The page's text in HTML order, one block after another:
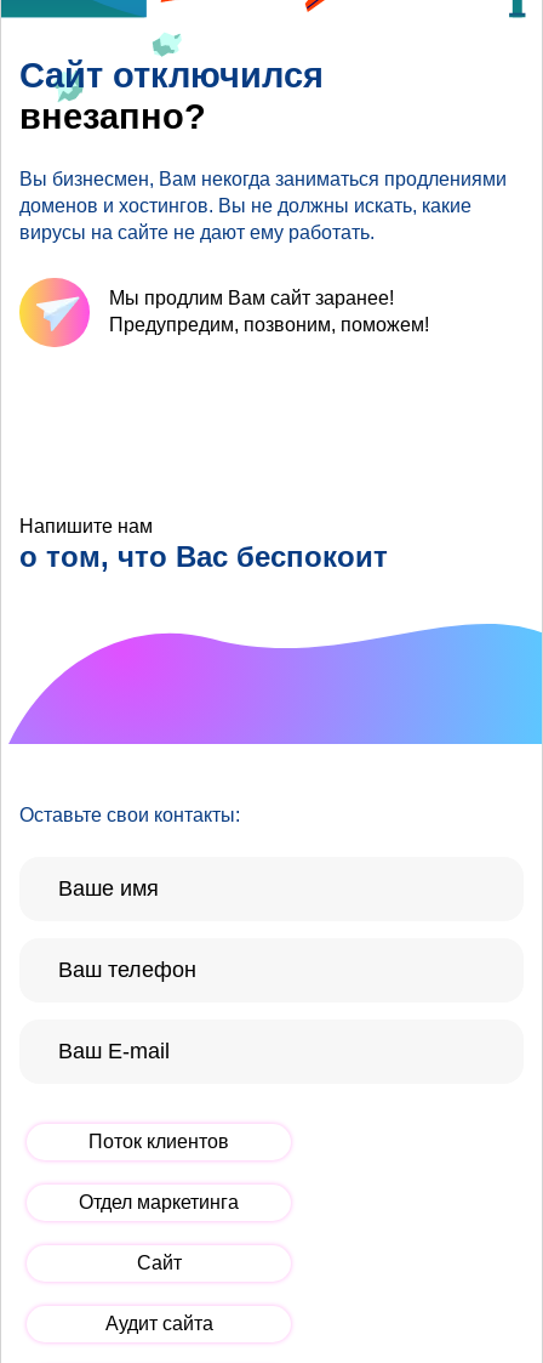
Сайт отключился
внезапно?
Вы бизнесмен, Вам некогда заниматься продлениями
доменов и хостингов. Вы не должны искать, какие
вирусы на сайте не дают ему работать.
Мы продлим Вам сайт заранее!
Предупредим, позвоним, поможем!
Напишите нам
о том, что Вас беспокоит
Оставьте свои контакты:
Поток клиентов
Отдел маркетинга
Сайт
Аудит сайта